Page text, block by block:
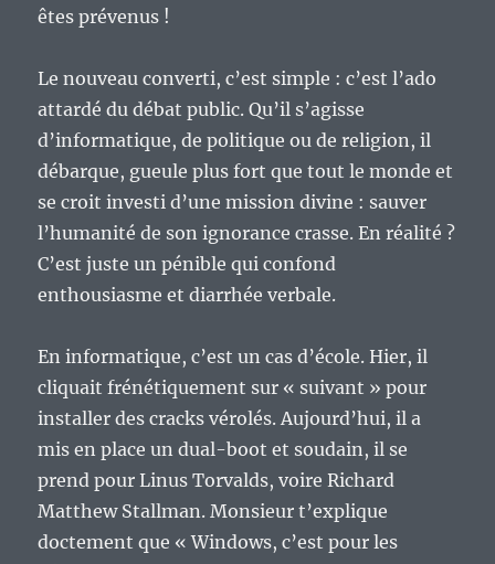
êtes prévenus !
Le nouveau converti, c’est simple : c’est l’ado
attardé du débat public. Qu’il s’agisse
d’informatique, de politique ou de religion, il
débarque, gueule plus fort que tout le monde et
se croit investi d’une mission divine : sauver
l’humanité de son ignorance crasse. En réalité ?
C’est juste un pénible qui confond
enthousiasme et diarrhée verbale.
En informatique, c’est un cas d’école. Hier, il
cliquait frénétiquement sur « suivant » pour
installer des cracks vérolés. Aujourd’hui, il a
mis en place un dual-boot et soudain, il se
prend pour Linus Torvalds, voire Richard
Matthew Stallman. Monsieur t’explique
doctement que « Windows, c’est pour les